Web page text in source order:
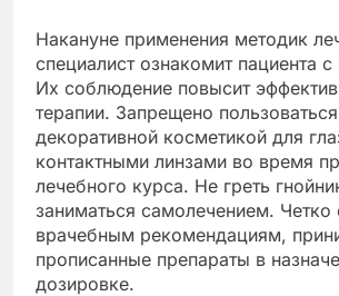
Накануне применения методик
специалист ознакомит пациента
Их соблюдение повысит
терапии. Запрещено пользоваться
декоративной косметикой для
контактными линзами во время
лечебного курса. Не греть
заниматься самолечением. Четко
врачебным рекомендациям,
прописанные препараты в
дозировке.